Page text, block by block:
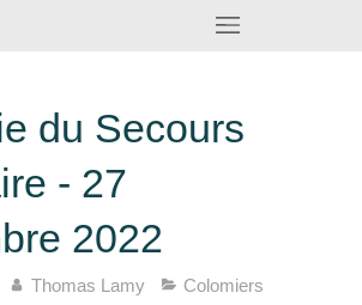
du Secours
- 27
2022
Thomas Lamy Colomiers